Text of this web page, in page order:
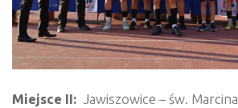
Miejsce II: Jawiszowice – św. Marcina